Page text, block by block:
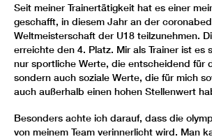
Seit meiner Trainertätigkeit hat es einer
geschafft, in diesem Jahr an der
Weltmeisterschaft der U18 teilzunehmen.
erreichte den 4. Platz. Mir als Trainer ist es
nur sportliche Werte, die entscheidend für
sondern auch soziale Werte, die für mich
auch außerhalb einen hohen Stellenwert
Besonders achte ich darauf, dass die
von meinem Team verinnerlicht wird. Man